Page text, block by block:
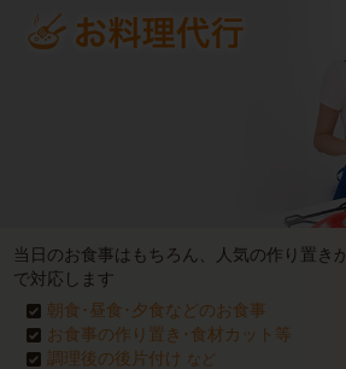
当日のお食事はもちろん、人気の作り置き
で対応します
朝食･昼食･夕食などのお食事
お食事の作り置き･食材カット等
調理後の後片付け など